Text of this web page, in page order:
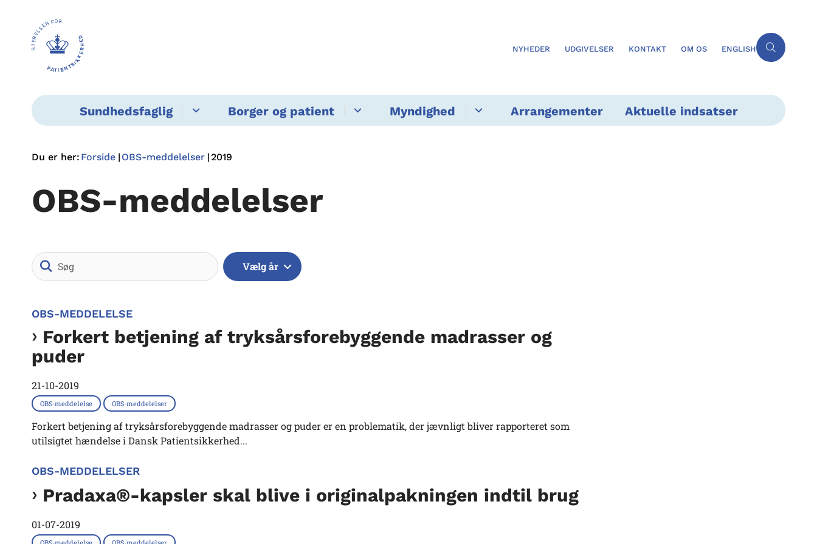
NYHEDER UDGIVELSER KONTAKT OM OS ENGLISH
Sundhedsfaglig Borger og patient Myndighed Arrangementer Aktuelle indsatser
Du er her: Forside OBS-meddelelser 2019
OBS-meddelelser
Søg
Vælg år
OBS-MEDDELELSE
Forkert betjening af tryksårsforebyggende madrasser og
puder
21-10-2019
OBS-meddelelse OBS-meddelelser
Forkert betjening af tryksårsforebyggende madrasser og puder er en problematik, der jævnligt bliver rapporteret som
utilsigtet hændelse i Dansk Patientsikkerhed...
OBS-MEDDELELSER
Pradaxa®-kapsler skal blive i originalpakningen indtil brug
01-07-2019